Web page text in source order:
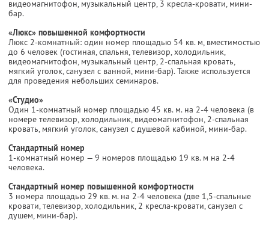
видеомагнитофон, музыкальный центр, 3 кресла-кровати, мини-
бар.
«Люкс» повышенной комфортности
Люкс 2-комнатный: один номер площадью 54 кв. м, вместимостью
до 6 человек (гостиная, спальня, телевизор, холодильник,
видеомагнитофон, музыкальный центр, 2-спальная кровать,
мягкий уголок, санузел с ванной, мини-бар). Также используется
для проведения небольших семинаров.
«Студио»
Один 1-комнатный номер площадью 45 кв. м. на 2-4 человека (в
номере телевизор, холодильник, видеомагнитофон, 2-спальная
кровать, мягкий уголок, санузел с душевой кабиной, мини-бар.
Стандартный номер
1-комнатный номер — 9 номеров площадью 19 кв. м на 2-4
человека.
Стандартный номер повышенной комфортности
3 номера площадью 29 кв. м. на 2-4 человека (две 1,5-спальные
кровати, телевизор, холодильник, 2 кресла-кровати, санузел с
душем, мини-бар).